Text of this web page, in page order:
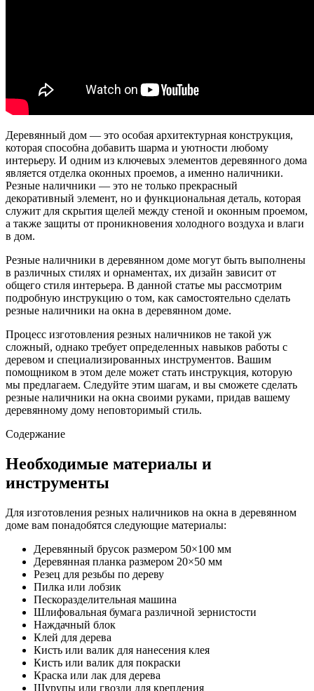
Деревянный дом — это особая архитектурная конструкция,
которая способна добавить шарма и уютности любому
интерьеру. И одним из ключевых элементов деревянного дома
является отделка оконных проемов, а именно наличники.
Резные наличники — это не только прекрасный
декоративный элемент, но и функциональная деталь, которая
служит для скрытия щелей между стеной и оконным проемом,
а также защиты от проникновения холодного воздуха и влаги
в дом.
Резные наличники в деревянном доме могут быть выполнены
в различных стилях и орнаментах, их дизайн зависит от
общего стиля интерьера. В данной статье мы рассмотрим
подробную инструкцию о том, как самостоятельно сделать
резные наличники на окна в деревянном доме.
Процесс изготовления резных наличников не такой уж
сложный, однако требует определенных навыков работы с
деревом и специализированных инструментов. Вашим
помощником в этом деле может стать инструкция, которую
мы предлагаем. Следуйте этим шагам, и вы сможете сделать
резные наличники на окна своими руками, придав вашему
деревянному дому неповторимый стиль.
Содержание
Необходимые материалы и
инструменты
Для изготовления резных наличников на окна в деревянном
доме вам понадобятся следующие материалы:
Деревянный брусок размером 50×100 мм
Деревянная планка размером 20×50 мм
Резец для резьбы по дереву
Пилка или лобзик
Пескоразделительная машина
Шлифовальная бумага различной зернистости
Наждачный блок
Клей для дерева
Кисть или валик для нанесения клея
Кисть или валик для покраски
Краска или лак для дерева
Шурупы или гвозди для крепления